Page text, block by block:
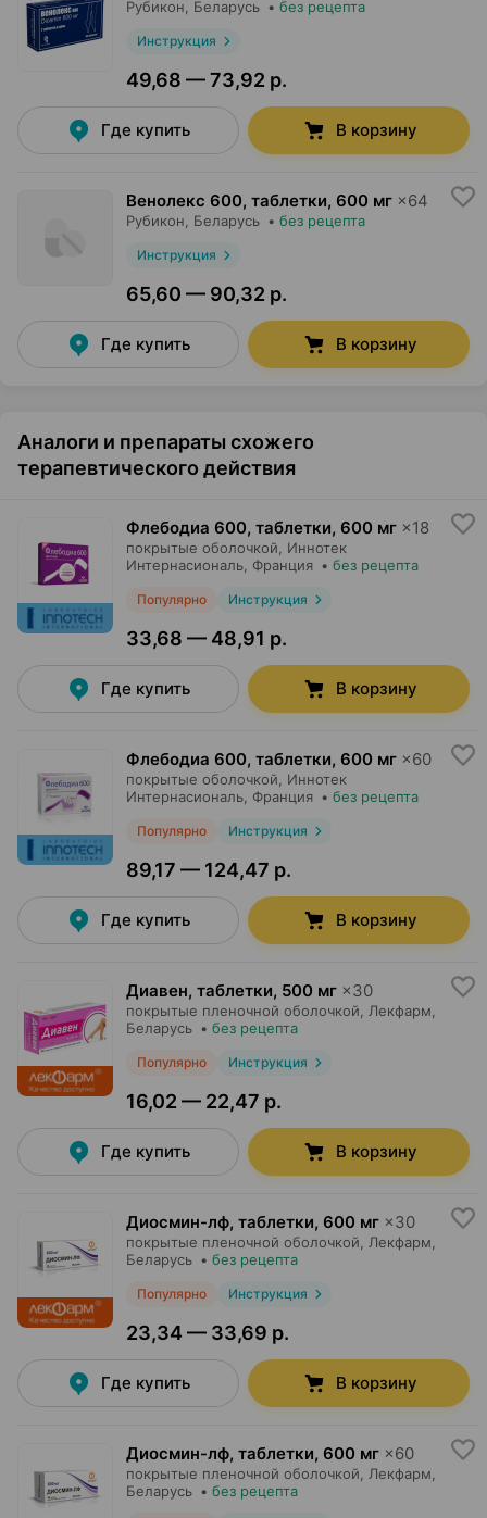
Рубикон , Беларусь • без рецепта
Инструкция
49,68 — 73,92 р.
Где купить В корзину
Венолекс 600, таблетки, 600 мг ×64
Рубикон , Беларусь • без рецепта
Инструкция
65,60 — 90,32 р.
Где купить В корзину
Аналоги и препараты схожего
терапевтического действия
Флебодиа 600, таблетки, 600 мг ×18
покрытые оболочкой,
Иннотек
Интернасиональ , Франция • без рецепта
Популярно Инструкция
33,68 — 48,91 р.
Где купить В корзину
Флебодиа 600, таблетки, 600 мг ×60
покрытые оболочкой,
Иннотек
Интернасиональ , Франция • без рецепта
Популярно Инструкция
89,17 — 124,47 р.
Где купить В корзину
Диавен, таблетки, 500 мг ×30
покрытые пленочной оболочкой, Лекфарм
Беларусь • без рецепта
Популярно Инструкция
16,02 — 22,47 р.
Где купить В корзину
Диосмин-лф, таблетки, 600 мг ×30
покрытые пленочной оболочкой, Лекфарм
Беларусь • без рецепта
Популярно Инструкция
23,34 — 33,69 р.
Где купить В корзину
Диосмин-лф, таблетки, 600 мг ×60
покрытые пленочной оболочкой, Лекфарм
Беларусь • без рецепта